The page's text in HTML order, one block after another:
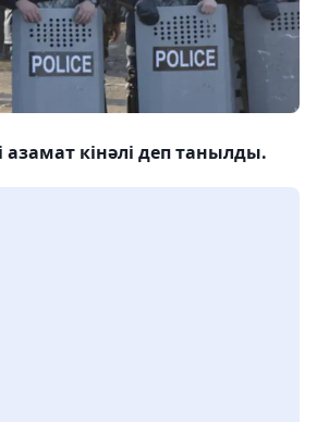
азамат кінәлі деп танылды.